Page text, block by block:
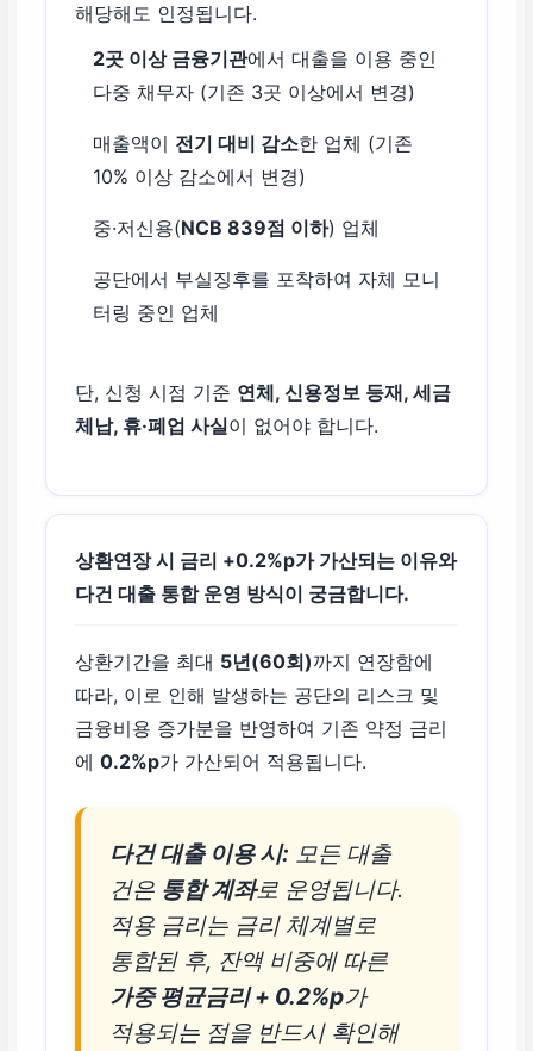
해당해도 인정됩니다.
2곳 이상 금융기관에서 대출을 이용 중인
다중 채무자 (기존 3곳 이상에서 변경)
매출액이 전기 대비 감소한 업체 (기존
10% 이상 감소에서 변경)
중·저신용(NCB 839점 이하) 업체
공단에서 부실징후를 포착하여 자체 모니
터링 중인 업체
단, 신청 시점 기준 연체, 신용정보 등재, 세금
체납, 휴·폐업 사실이 없어야 합니다.
상환연장 시 금리 +0.2%p가 가산되는 이유와
다건 대출 통합 운영 방식이 궁금합니다.
상환기간을 최대 5년(60회)까지 연장함에
따라, 이로 인해 발생하는 공단의 리스크 및
금융비용 증가분을 반영하여 기존 약정 금리
에0.2%p가 가산되어 적용됩니다.
다건 대출 이용 시: 모든 대출
건은 통합 계좌로 운영됩니다.
적용 금리는 금리 체계별로
통합된 후, 잔액 비중에 따른
가중 평균금리 + 0.2%p가
적용되는 점을 반드시 확인해